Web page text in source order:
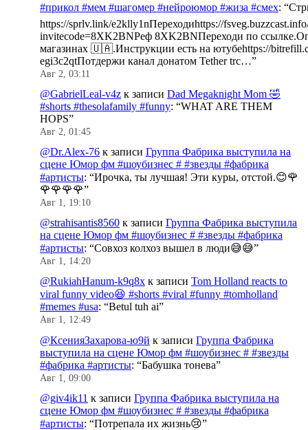
#прикол #мем #шагомер #нейроюмор #жиза #смех: “
https://sprlv.link/e2klly1nПереходиhttps://
invitecode=8XK2BNРеф 8XK2BNПереходи по
магазинах 🇺🇦.Инструкции есть на ютубеhttps://
egi3c2qtПотдержи канал донатом Tether trc…”
Авг 2, 03:11
@GabrielLeal-v4z к записи Dad Megaknight Mom 🤣
#shorts #thesolafamily #funny: “WHAT ARE THEM
HOPS”
Авг 2, 01:45
@Dr.Alex-76 к записи Группа Фабрика выступила на
сцене Юмор фм #шоубизнес # #звезды #фабрика
#артисты: “Ирочка, ты лучшая! Эти куры, отстой.😊🌹
🌹🌹🌹🌹”
Авг 1, 19:10
@strahisantis8560 к записи Группа Фабрика выступила
на сцене Юмор фм #шоубизнес # #звезды #фабрика
#артисты: “Совхоз колхоз вышел в люди😅😅”
Авг 1, 14:20
@RukiahHanum-k9q8x к записи Tom Holland reacts to
viral funny video😆 #shorts #viral #funny #tomholland
#memes #usa: “Betul tuh ai”
Авг 1, 12:49
@КсенияЗахарова-ю9й к записи Группа Фабрика
выступила на сцене Юмор фм #шоубизнес # #звезды
#фабрика #артисты: “Бабушка тонева”
Авг 1, 09:00
@giv4ik11 к записи Группа Фабрика выступила на
сцене Юмор фм #шоубизнес # #звезды #фабрика
#артисты: “Потрепала их жизнь😢”